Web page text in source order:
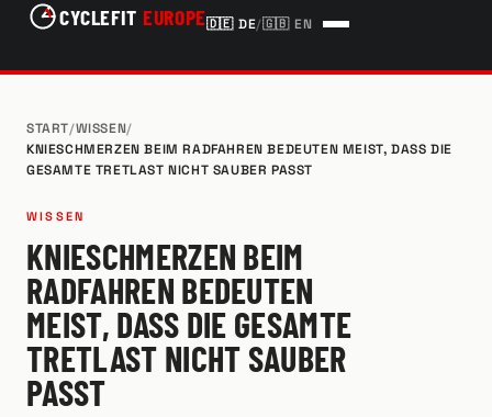
CYCLEFIT EUROPE🇩🇪 DE/🇬🇧 EN
START/WISSEN/
KNIESCHMERZEN BEIM RADFAHREN BEDEUTEN MEIST, DASS DIE
GESAMTE TRETLAST NICHT SAUBER PASST
WISSEN
KNIESCHMERZEN BEIM
RADFAHREN BEDEUTEN
MEIST, DASS DIE GESAMTE
TRETLAST NICHT SAUBER
PASST